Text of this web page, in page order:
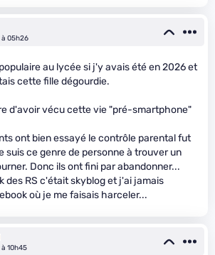
05h26
au lycée si j'y avais été en 2026 et
cette fille dégourdie.
d'avoir vécu cette vie "pré-smartphone"
ont bien essayé le contrôle parental fut
suis ce genre de personne à trouver un
Donc ils ont fini par abandonner...
des RS c'était skyblog et j'ai jamais
où je me faisais harceler...
10h45